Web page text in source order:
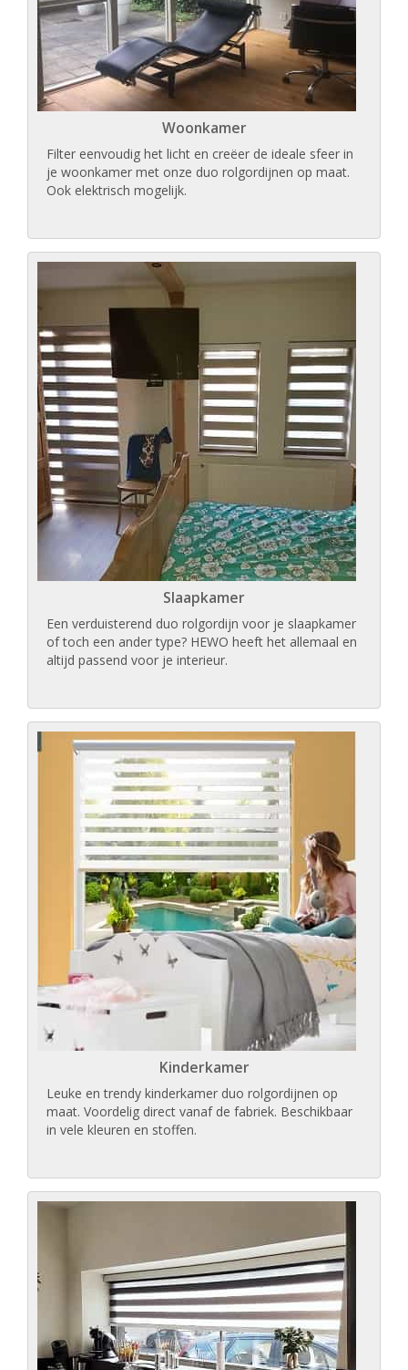
Woonkamer
Filter eenvoudig het licht en creëer de ideale sfeer in
je woonkamer met onze duo rolgordijnen op maat.
Ook elektrisch mogelijk.
Slaapkamer
Een verduisterend duo rolgordijn voor je slaapkamer
of toch een ander type? HEWO heeft het allemaal en
altijd passend voor je interieur.
Kinderkamer
Leuke en trendy kinderkamer duo rolgordijnen op
maat. Voordelig direct vanaf de fabriek. Beschikbaar
in vele kleuren en stoffen.